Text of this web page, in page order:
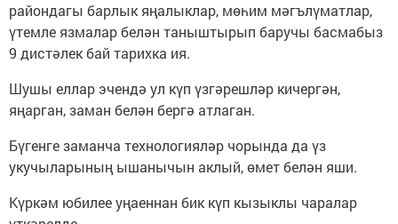
райондагы барлык яңалыклар, мөһим мәгълүматлар,
үтемле язмалар белән таныштырып баручы басмабыз
9 дистәлек бай тарихка ия.
Шушы еллар эчендә ул күп үзгәрешләр кичергән,
яңарган, заман белән бергә атлаган.
Бүгенге заманча технологияләр чорында да үз
укучыларының ышанычын аклый, өмет белән яши.
Күркәм юбилее уңаеннан бик күп кызыклы чаралар